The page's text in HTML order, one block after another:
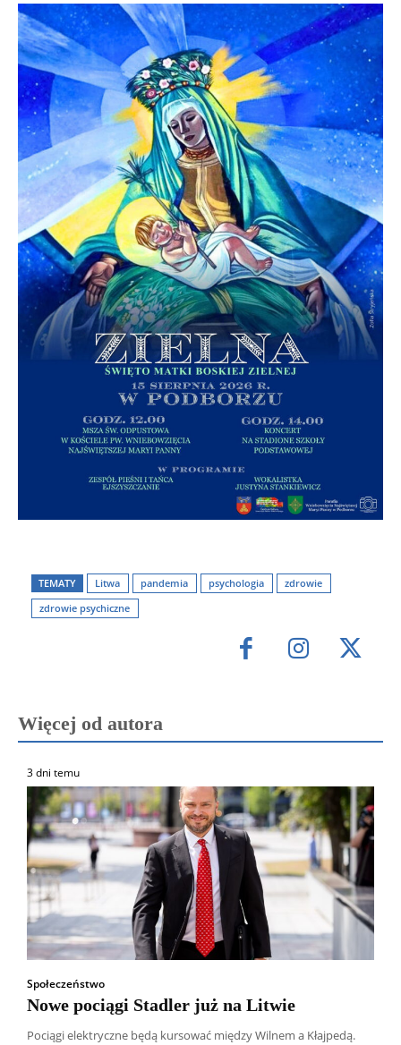
TEMATY Litwa pandemia psychologia
zdrowie
zdrowie psychiczne
Więcej od autora
3 dni temu
Społeczeństwo
Nowe pociągi Stadler już na Litwie
Pociągi elektryczne będą kursować między Wilnem a Kłajpedą.